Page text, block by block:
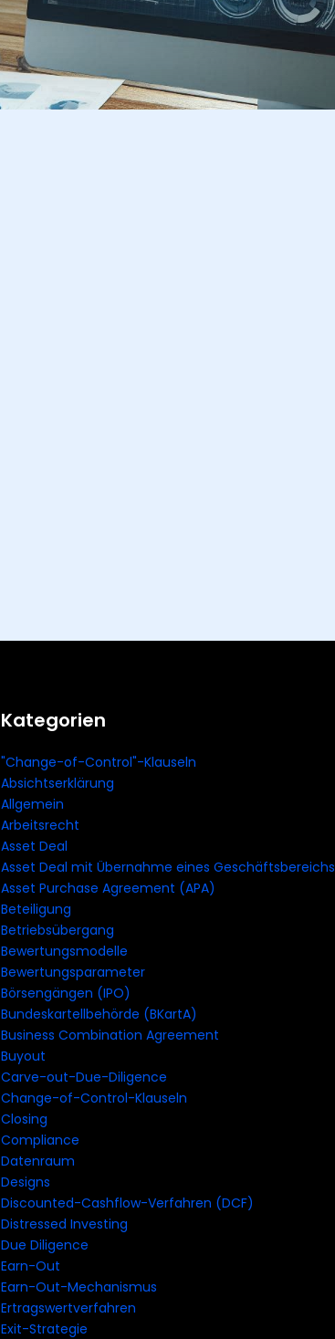
Kategorien
"Change-of-Control"-Klauseln
Absichtserklärung
Allgemein
Arbeitsrecht
Asset Deal
Asset Deal mit Übernahme eines Geschäftsbereichs
Asset Purchase Agreement (APA)
Beteiligung
Betriebsübergang
Bewertungsmodelle
Bewertungsparameter
Börsengängen (IPO)
Bundeskartellbehörde (BKartA)
Business Combination Agreement
Buyout
Carve-out-Due-Diligence
Change-of-Control-Klauseln
Closing
Compliance
Datenraum
Designs
Discounted-Cashflow-Verfahren (DCF)
Distressed Investing
Due Diligence
Earn-Out
Earn-Out-Mechanismus
Ertragswertverfahren
Exit-Strategie